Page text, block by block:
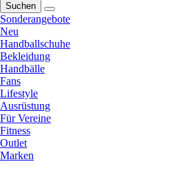
Suchen
Sonderangebote
Neu
Handballschuhe
Bekleidung
Handbälle
Fans
Lifestyle
Ausrüstung
Für Vereine
Fitness
Outlet
Marken